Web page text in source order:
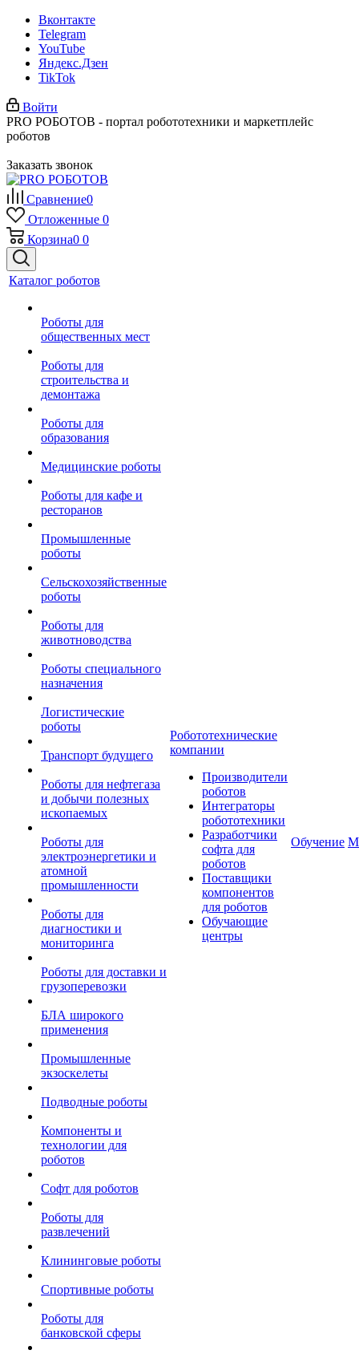
Вконтакте
Telegram
YouTube
Яндекс.Дзен
TikTok
Войти
PRO РОБОТОВ - портал робототехники и маркетплейс
роботов
Заказать звонок
Сравнение0
Отложенные 0
Корзина0 0
Каталог роботов
Роботы для
общественных мест
Роботы для
строительства и
демонтажа
Роботы для
образования
Медицинские роботы
Роботы для кафе и
ресторанов
Промышленные
роботы
Сельскохозяйственные
роботы
Роботы для
животноводства
Роботы специального
назначения
Логистические
роботы
Транспорт будущего
Роботы для нефтегаза
и добычи полезных
ископаемых
Роботы для
электроэнергетики и
атомной
промышленности
Роботы для
диагностики и
мониторинга
Роботы для доставки и
грузоперевозки
БЛА широкого
применения
Промышленные
экзоскелеты
Подводные роботы
Компоненты и
технологии для
роботов
Софт для роботов
Роботы для
развлечений
Клининговые роботы
Спортивные роботы
Роботы для
банковской сферы
Робототехнические
компании
Производители
роботов
Интеграторы
робототехники
Разработчики
софта для
роботов
Поставщики
компонентов
для роботов
Обучающие
центры
Обучение